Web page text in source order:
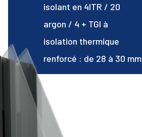
isolant en 4ITR / 20
argon / 4 + TGI à
isolation thermique
renforcé : de 28 à 30 mm